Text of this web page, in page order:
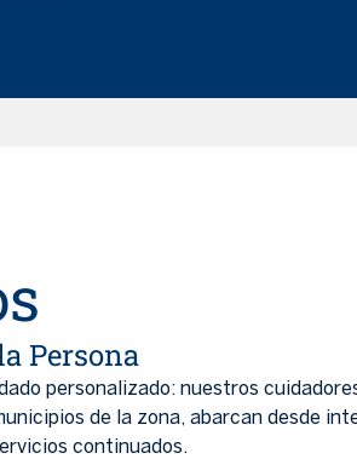
Persona
personalizado: nuestros
de la zona, abarcan desde
continuados.